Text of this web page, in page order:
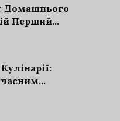
Домашнього
Перший